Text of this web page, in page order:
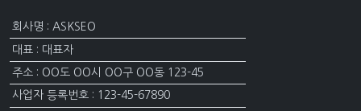
회사명 : ASKSEO
대표 : 대표자
주소 : OO도 OO시 OO구 OO동 123-45
사업자 등록번호 : 123-45-67890